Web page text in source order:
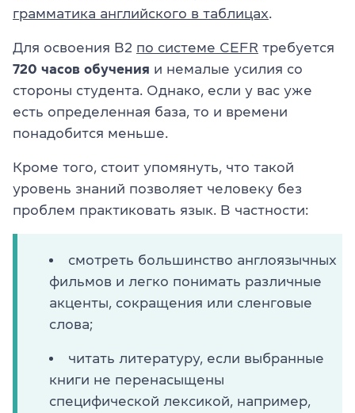
грамматика английского в таблицах
Для освоения B2 по системе CEFR требуется
720 часов обучения и немалые усилия со
стороны студента. Однако, если у вас уже
есть определенная база, то и времени
понадобится меньше.
Кроме того, стоит упомянуть, что такой
уровень знаний позволяет человеку без
проблем практиковать язык. В частности:
смотреть большинство англоязычных
фильмов и легко понимать различные
акценты, сокращения или сленговые
слова;
читать литературу, если выбранные
книги не перенасыщены
специфической лексикой, например,